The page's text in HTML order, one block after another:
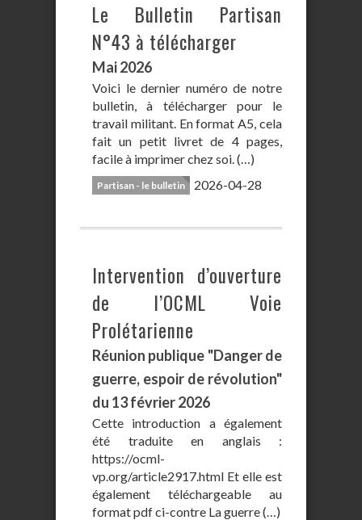
Le Bulletin Partisan
N°43 à télécharger
Mai 2026
Voici le dernier numéro de notre
bulletin, à télécharger pour le
travail militant. En format A5, cela
fait un petit livret de 4 pages,
facile à imprimer chez soi. (…)
Partisan - le bulletin 2026-04-28
Intervention d’ouverture
de l’OCML Voie
Prolétarienne
Réunion publique "Danger de
guerre, espoir de révolution"
du 13 février 2026
Cette introduction a également
été traduite en anglais :
https://ocml-
vp.org/article2917.html Et elle est
également téléchargeable au
format pdf ci-contre La guerre (…)